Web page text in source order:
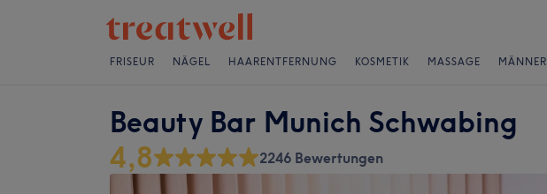
FRISEUR NÄGEL HAARENTFERNUNG KOSMETIK MASSAGE MÄNNER
Beauty Bar Munich Schwabing
4,8 2246 Bewertungen